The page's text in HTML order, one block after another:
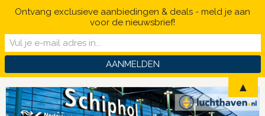
Ontvang exclusieve aanbiedingen & deals - meld je aan
voor de nieuwsbrief!
▲